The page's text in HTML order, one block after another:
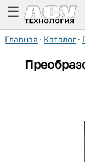
☰
Главная · Каталог ·